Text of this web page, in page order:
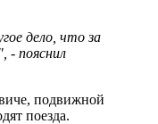
дело, что за
- пояснил
подвижной
поезда.